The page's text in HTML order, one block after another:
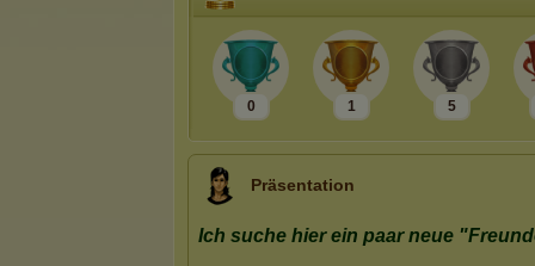
0 1 5
Präsentation